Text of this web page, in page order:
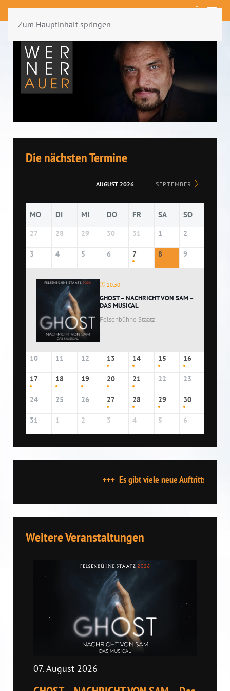
Zum Hauptinhalt springen
MENÜ
Die nächsten Termine
AUGUST 2026 SEPTEMBER
MO DI MI DO FR SA SO
27 28 29 30 31 1 2
3 4 5 6 7 8 9
20:30
GHOST – NACHRICHT VON SAM –
DAS MUSICAL
Felsenbühne Staatz
10 11 12 13 14 15 16
17 18 19 20 21 22 23
24 25 26 27 28 29 30
31 1 2 3 4 5 6
+++ Es gibt viele neue Auftrittstermine -
Weitere Veranstaltungen
07. August 2026